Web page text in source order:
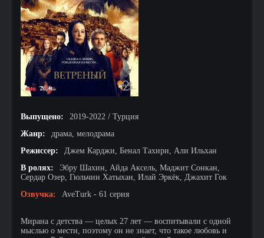
Выпущено:
2019-2022 / Турция
Жанр:
драма, мелодрама
Режиссер:
Джем Карджи, Бенал Тахири, Али Ильхан
В ролях:
Эбру Шахин, Айда Аксель, Маджит Сонкан,
Сердар Озер, Гюльчин Хатыхан, Илай Эркёк, Джахит Гок
Озвучка:
AveTurk - 61 серия
Мирана с детства — целых 27 лет — воспитывали с одной
мыслью о мести, поэтому он не знает, что такое любовь и